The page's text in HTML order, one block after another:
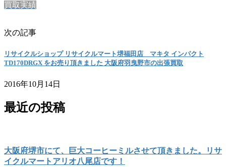
買取実績
次の記事
リサイクルショップ リサイクルマート堺福田店 マキタ インパクト
TD170DRGX をお売り頂きました 大阪府羽曳野市の出張買取
2016年10月14日
最近の投稿
大阪府堺市にて、巨大コーヒーミルさせて頂きました。リサ
イクルマートアリオ八尾店です！